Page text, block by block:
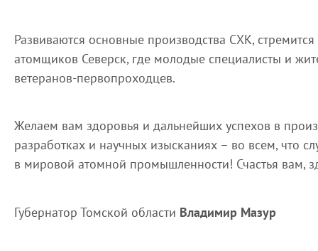
Развиваются основные производства СХК,
атомщиков Северск, где молодые специалисты и
ветеранов-первопроходцев.
Желаем вам здоровья и дальнейших успехов в
разработках и научных изысканиях – во всем, что
в мировой атомной промышленности! Счастья вам,
Губернатор Томской области Владимир Мазур